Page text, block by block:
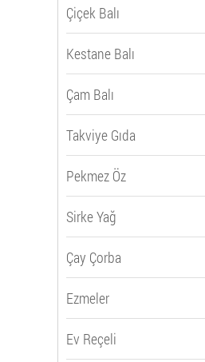
Çiçek Balı
Kestane Balı
Çam Balı
Takviye Gıda
Pekmez Öz
Sirke Yağ
Çay Çorba
Ezmeler
Ev Reçeli